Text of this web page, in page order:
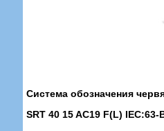
Система обозначения
SRT 40 15 AC19 F(L)